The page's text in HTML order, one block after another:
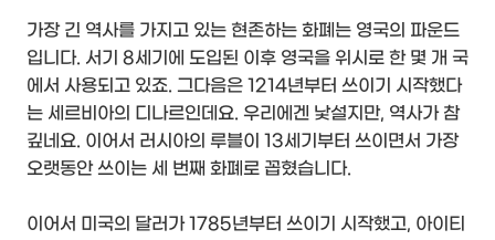
가장 긴 역사를 가지고 있는 현존하는 화폐는 영국의 파운드
입니다. 서기 8세기에 도입된 이후 영국을 위시로 한 몇 개 국
에서 사용되고 있죠. 그다음은 1214년부터 쓰이기 시작했다
는 세르비아의 디나르인데요. 우리에겐 낯설지만, 역사가 참
깊네요. 이어서 러시아의 루블이 13세기부터 쓰이면서 가장
오랫동안 쓰이는 세 번째 화폐로 꼽혔습니다.
이어서 미국의 달러가 1785년부터 쓰이기 시작했고, 아이티